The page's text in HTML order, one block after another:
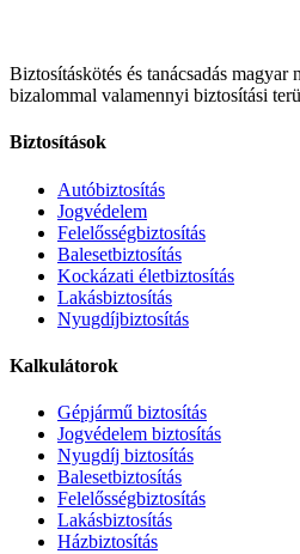
Biztosításkötés és tanácsadás magyar
bizalommal valamennyi biztosítási
Biztosítások
Autóbiztosítás
Jogvédelem
Felelősségbiztosítás
Balesetbiztosítás
Kockázati életbiztosítás
Lakásbiztosítás
Nyugdíjbiztosítás
Kalkulátorok
Gépjármű biztosítás
Jogvédelem biztosítás
Nyugdíj biztosítás
Balesetbiztosítás
Felelősségbiztosítás
Lakásbiztosítás
Házbiztosítás